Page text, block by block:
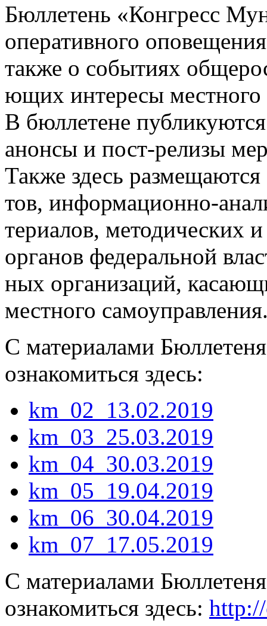
Бюл­ле­тень «Кон­гресс
опе­ратив­но­го
так­же о со­быти­ях
ющих ин­те­ресы
В бюл­ле­тене
анон­сы и пост-ре­лизы
Так­же здесь
тов, ин­форма­ци­он­но-
тери­алов, ме­тоди­чес­ких
ор­га­нов фе­дераль­ной
ных ор­га­низа­ций,
мес­тно­го
С материалами
ознакомиться здесь:
km_02_13.02.2019
km_03_25.03.2019
km_04_30.03.2019
km_05_19.04.2019
km_06_30.04.2019
km_07_17.05.2019
С материалами
ознакомиться здесь: